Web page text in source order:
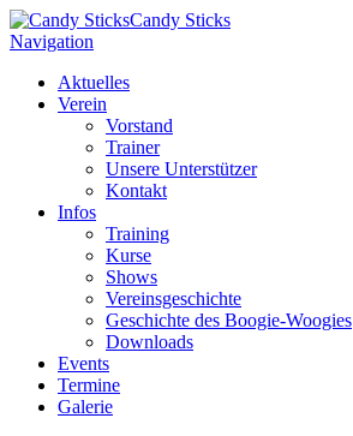
Candy Sticks
Navigation
Aktuelles
Verein
Vorstand
Trainer
Unsere Unterstützer
Kontakt
Infos
Training
Kurse
Shows
Vereinsgeschichte
Geschichte des Boogie-Woogies
Downloads
Events
Termine
Galerie